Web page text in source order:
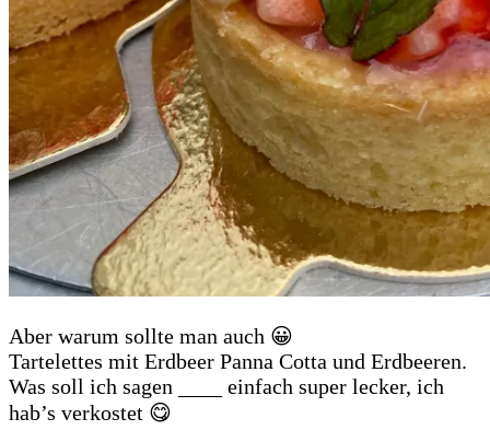
Aber warum sollte man auch 😀
Tartelettes mit Erdbeer Panna Cotta und Erdbeeren.
Was soll ich sagen ____ einfach super lecker, ich
hab’s verkostet 😋